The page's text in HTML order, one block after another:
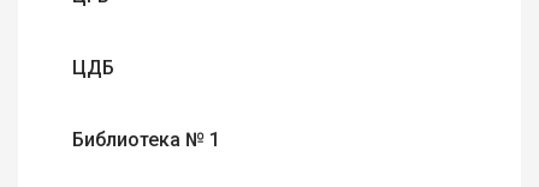
ЦДБ
Библиотека № 1